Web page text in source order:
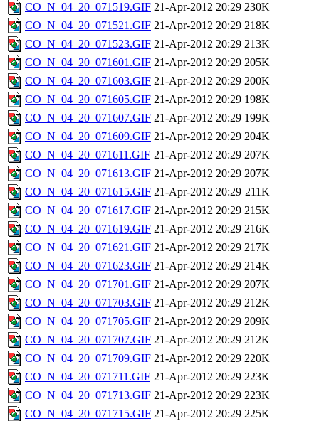
CO_N_04_20_071519.GIF 21-Apr-2012 20:29 230K
CO_N_04_20_071521.GIF 21-Apr-2012 20:29 218K
CO_N_04_20_071523.GIF 21-Apr-2012 20:29 213K
CO_N_04_20_071601.GIF 21-Apr-2012 20:29 205K
CO_N_04_20_071603.GIF 21-Apr-2012 20:29 200K
CO_N_04_20_071605.GIF 21-Apr-2012 20:29 198K
CO_N_04_20_071607.GIF 21-Apr-2012 20:29 199K
CO_N_04_20_071609.GIF 21-Apr-2012 20:29 204K
CO_N_04_20_071611.GIF 21-Apr-2012 20:29 207K
CO_N_04_20_071613.GIF 21-Apr-2012 20:29 207K
CO_N_04_20_071615.GIF 21-Apr-2012 20:29 211K
CO_N_04_20_071617.GIF 21-Apr-2012 20:29 215K
CO_N_04_20_071619.GIF 21-Apr-2012 20:29 216K
CO_N_04_20_071621.GIF 21-Apr-2012 20:29 217K
CO_N_04_20_071623.GIF 21-Apr-2012 20:29 214K
CO_N_04_20_071701.GIF 21-Apr-2012 20:29 207K
CO_N_04_20_071703.GIF 21-Apr-2012 20:29 212K
CO_N_04_20_071705.GIF 21-Apr-2012 20:29 209K
CO_N_04_20_071707.GIF 21-Apr-2012 20:29 212K
CO_N_04_20_071709.GIF 21-Apr-2012 20:29 220K
CO_N_04_20_071711.GIF 21-Apr-2012 20:29 223K
CO_N_04_20_071713.GIF 21-Apr-2012 20:29 223K
CO_N_04_20_071715.GIF 21-Apr-2012 20:29 225K